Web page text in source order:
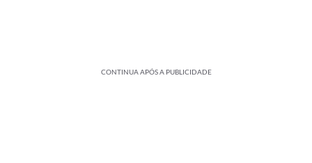
CONTINUA APÓS A PUBLICIDADE